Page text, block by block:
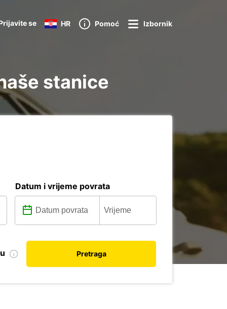
se HR Pomoć Izbornik
stanice
Datum i vrijeme povrata
Pretraga